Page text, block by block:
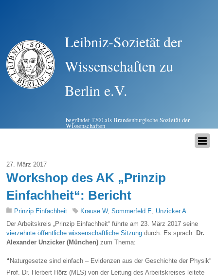
Leibniz-Sozietät der
Wissenschaften zu
Berlin e.V.
begründet 1700 als Brandenburgische Sozietät der
Wissenschaften
27. März 2017
Workshop des AK „Prinzip
Einfachheit“: Bericht
Prinzip Einfachheit Krause.W,Sommerfeld.E, Unzicker.A
Der Arbeitskreis „Prinzip Einfachheit“ führte am 23. März 2017 seine
vierzehnte öffentliche wissenschaftliche Sitzung durch. Es sprach
Dr.
Alexander Unzicker (München) zum Thema:
“ Naturgesetze sind einfach – Evidenzen aus der Geschichte der Physik“
Prof. Dr. Herbert Hörz (MLS) von der Leitung des Arbeitskreises leitete